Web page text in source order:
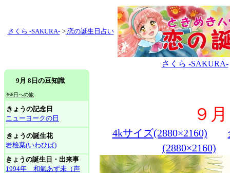
さくら -SAKURA- >恋の誕生日占い
さくら -SAKURA-
9月 8日の豆知識
366日への旅
きょうの記念日
ニューヨークの日
きょうの誕生花
岩桧葉(いわひば)
きょうの誕生日・出来事
1994年 和氣あず未（声
９
4kサイズ(2880×2160)
(2880×2160)